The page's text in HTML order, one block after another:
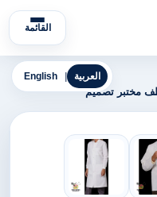
القائمة
English العربية